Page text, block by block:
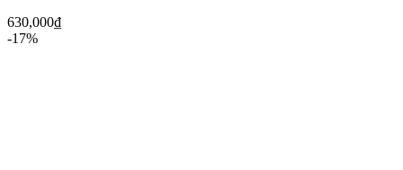
630,000₫
-17%